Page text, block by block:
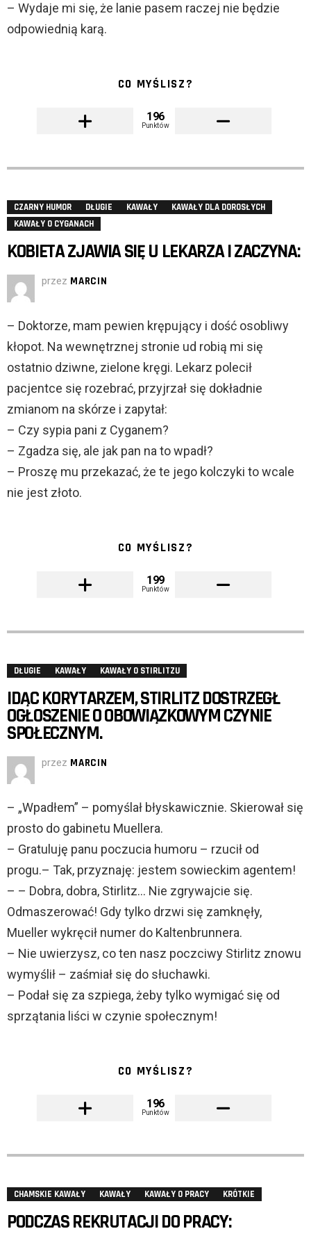
– Wydaje mi się, że lanie pasem raczej nie będzie
odpowiednią karą.
CO MYŚLISZ?
196
Punktów
CZARNY HUMOR DŁUGIE KAWAŁY
KAWAŁY DLA DOROSŁYCH
KAWAŁY O CYGANACH
KOBIETA ZJAWIA SIĘ U LEKARZA I ZACZYNA:
przez MARCIN
– Doktorze, mam pewien krępujący i dość osobliwy
kłopot. Na wewnętrznej stronie ud robią mi się
ostatnio dziwne, zielone kręgi. Lekarz polecił
pacjentce się rozebrać, przyjrzał się dokładnie
zmianom na skórze i zapytał:
– Czy sypia pani z Cyganem?
– Zgadza się, ale jak pan na to wpadł?
– Proszę mu przekazać, że te jego kolczyki to wcale
nie jest złoto.
CO MYŚLISZ?
199
Punktów
DŁUGIE KAWAŁY KAWAŁY O STIRLITZU
IDĄC KORYTARZEM, STIRLITZ DOSTRZEGŁ
OGŁOSZENIE O OBOWIĄZKOWYM CZYNIE
SPOŁECZNYM.
przez MARCIN
– „Wpadłem” – pomyślał błyskawicznie. Skierował się
prosto do gabinetu Muellera.
– Gratuluję panu poczucia humoru – rzucił od
progu.– Tak, przyznaję: jestem sowieckim agentem!
– – Dobra, dobra, Stirlitz… Nie zgrywajcie się.
Odmaszerować! Gdy tylko drzwi się zamknęły,
Mueller wykręcił numer do Kaltenbrunnera.
– Nie uwierzysz, co ten nasz poczciwy Stirlitz znowu
wymyślił – zaśmiał się do słuchawki.
– Podał się za szpiega, żeby tylko wymigać się od
sprzątania liści w czynie społecznym!
CO MYŚLISZ?
196
Punktów
CHAMSKIE KAWAŁY KAWAŁY KAWAŁY O PRACY KRÓTKIE
PODCZAS REKRUTACJI DO PRACY: